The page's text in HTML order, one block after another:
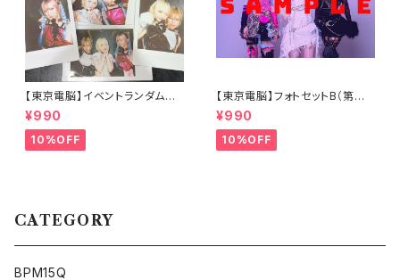
【東京電脳】イベントランダムチ
ェキ3/28電中電東祭
¥990
10%OFF
【東京電脳】フォトセットB（第二
章ver.）
¥990
10%OFF
CATEGORY
BPM15Q